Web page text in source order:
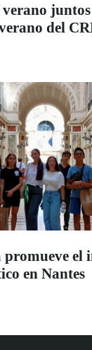
juntos
del
promueve el
en Nantes